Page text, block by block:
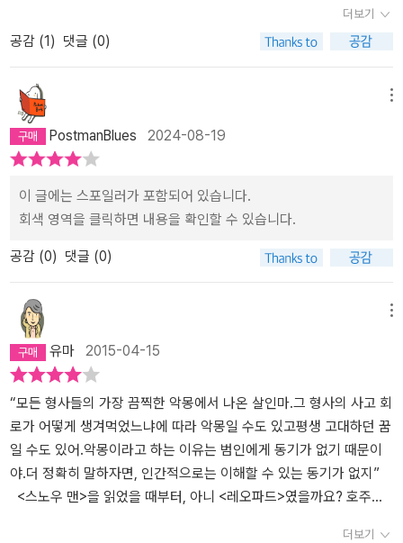
들통날까 봐 그를 죽이려고 했던 거야. 그리고 자신은정당방위였다고
주장할 테고.. 그 전과 마찬가지로 말이야. 그런데베아테가 봐 버렸으
니, 그럴 수 없었지. 그냥 체포하는 수밖에… 3. 이 일은 해리의 귀에
도 들어갔어. 톰은 나중에 해리에게 만나고, 스벤 같은 넘은 재판을 받
으면 감형이 되고, 나중에 다시 출옥을하면 다시 범죄를 저지른다면
서, 자신이 심판하려고 했다고 당시 상황을 설명했어. 아니, 변명이었
지. 해리는톰이 스벤을 죽일 수도 있겠다 싶어서, 몰래 스벤을 경찰서
무기 밀반입을 한 것은 맞지만, 살인사건의 범인은 아니라는 거야. 그
가 5일마다 오슬로에 온 것은 그때마다 주문이 있어서 왔던 것이고,
오슬로에온 김에 엄마를 만나려고 집에 왔던 것이라고 했어. 그가 잡
른 곳에 있었던 사진으로 알라바이를보였어. 그리고 그가 프라하에
찍은 사진을 보여주었는데, 그사진에서 해리는 뜻밖의 인물을 보게
되었단다. 그리고 해리의 머리 속은 초고속으로 회전하고 연쇄 살인
의범인이 누군지 감을 잡게 된단다. 그 범인은 바로 유명한 연출가이
자 희생자 중에 한명인 리즈베트의 남편인빌리였어. 그는 왜 이런 범
죄를 꾸몄을까? 그는 리즈베트와 신혼여행을 프라하로갔었는데, 그
곳에서 리즈베트가 몰래 바람을 피웠어. 그 상대는스벤이었고… 그런
데, 그걸 모르고 있다가 빌리는 최근에 리즈베트의편지를 통해서 알
게 되었단다. 그래서 빌리는 스벤과 리즈베트에게 복수를 하려고 했
이지. 빌리는 아주 유명한 연출가였잖아. 이런 시나리오를 짜는 것은
드 반지와 함께 경찰서로 배달되어 오고, 며칠 뒤에는 또 다른 여성이
희생당한다. 희귀한 형태인 별 모양의 붉은 다이아몬드와 잘린 손가
락이라는 연관성은 있으나 달리 접점을 찾기 힘든 연쇄살인. 휴가철
이라 손이 부족한 탓에 해리 홀레와 톰 볼레르는 함께 수사를 진행하
게 된다. 경찰청에서 제일 능력 있는 두 명의 형사이지만 앙숙인 그들
은 삐걱거리면서도 사건의 핵심에 다가간다. 마침내 좁혀진 용의자를
통해 또 ‘프린스’의 그림자가 드리우는데, 이번에는 연쇄살인범과 ‘프
린스’를 모두 잡을 수 있을지, 손에 땀을 쥐게 하는 막판 클라이막스가
기다리고 있다.저자 요 네스뵈가 언급한 것처럼 가장 하드보일드한
한 대서사시에 가깝다면, <네메시스>는 인간의 집착에 따른 허무한
인생을, <데빌스 스타>는 희극과 비극이 교차하는 연극과도 같은 인
간사를 다루고 있다. 연쇄살인범은 사이코패스가 대부분이지만 정신
이상자의 종류도 참 가지가지다. 개인적인 감상으로는 첫 번째 작품
이 가장 강렬했고, 마지막 완결편이 가장 우울했다. 억울한 희생자가
너무 많이 등장한데다 악인의 최후가 상당히 끔찍했다는 점이 마음을
불편하게 한다. 그럼에도 불구하고 외롭고, 거칠지만, 인정이 있는 ‘해
리 홀레’의 행보에서 마치 ‘필립 말로우’와도 비슷한 분위기가 느껴지
기에 인상적인 작품으로 남을 것 같긴 하다. 이제 해리의 방황은 점점
더 깊어질 것으로 보이는데, 아무래도 총 11편으로 끝나는 시리즈의
끝은 봐야하지 않을까 싶다.
더보기
공감 (1) 댓글 (0)
PostmanBlues 2024-08-19
이 글에는 스포일러가 포함되어 있습니다.
회색 영역을 클릭하면 내용을 확인할 수 있습니다.
공감 (0) 댓글 (0)
유마 2015-04-15
“모든 형사들의 가장 끔찍한 악몽에서 나온 살인마.그 형사의 사고 회
로가 어떻게 생겨먹었느냐에 따라 악몽일 수도 있고평생 고대하던 꿈
일 수도 있어.악몽이라고 하는 이유는 범인에게 동기가 없기 때문이
야.더 정확히 말하자면, 인간적으로는 이해할 수 있는 동기가 없지”
더보기